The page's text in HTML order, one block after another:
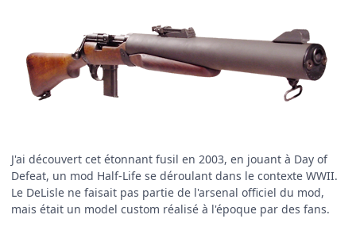
J'ai découvert cet étonnant fusil en 2003, en jouant à Day of
Defeat, un mod Half-Life se déroulant dans le contexte WWII.
Le DeLisle ne faisait pas partie de l'arsenal officiel du mod,
mais était un model custom réalisé à l'époque par des fans.